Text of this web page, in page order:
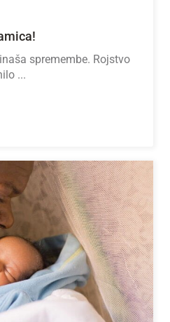
spremembe. Rojstvo
...